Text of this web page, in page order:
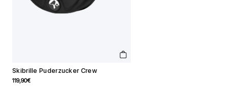
In
Skibrille Puderzucker Crew
Angebotspreis
119,90€